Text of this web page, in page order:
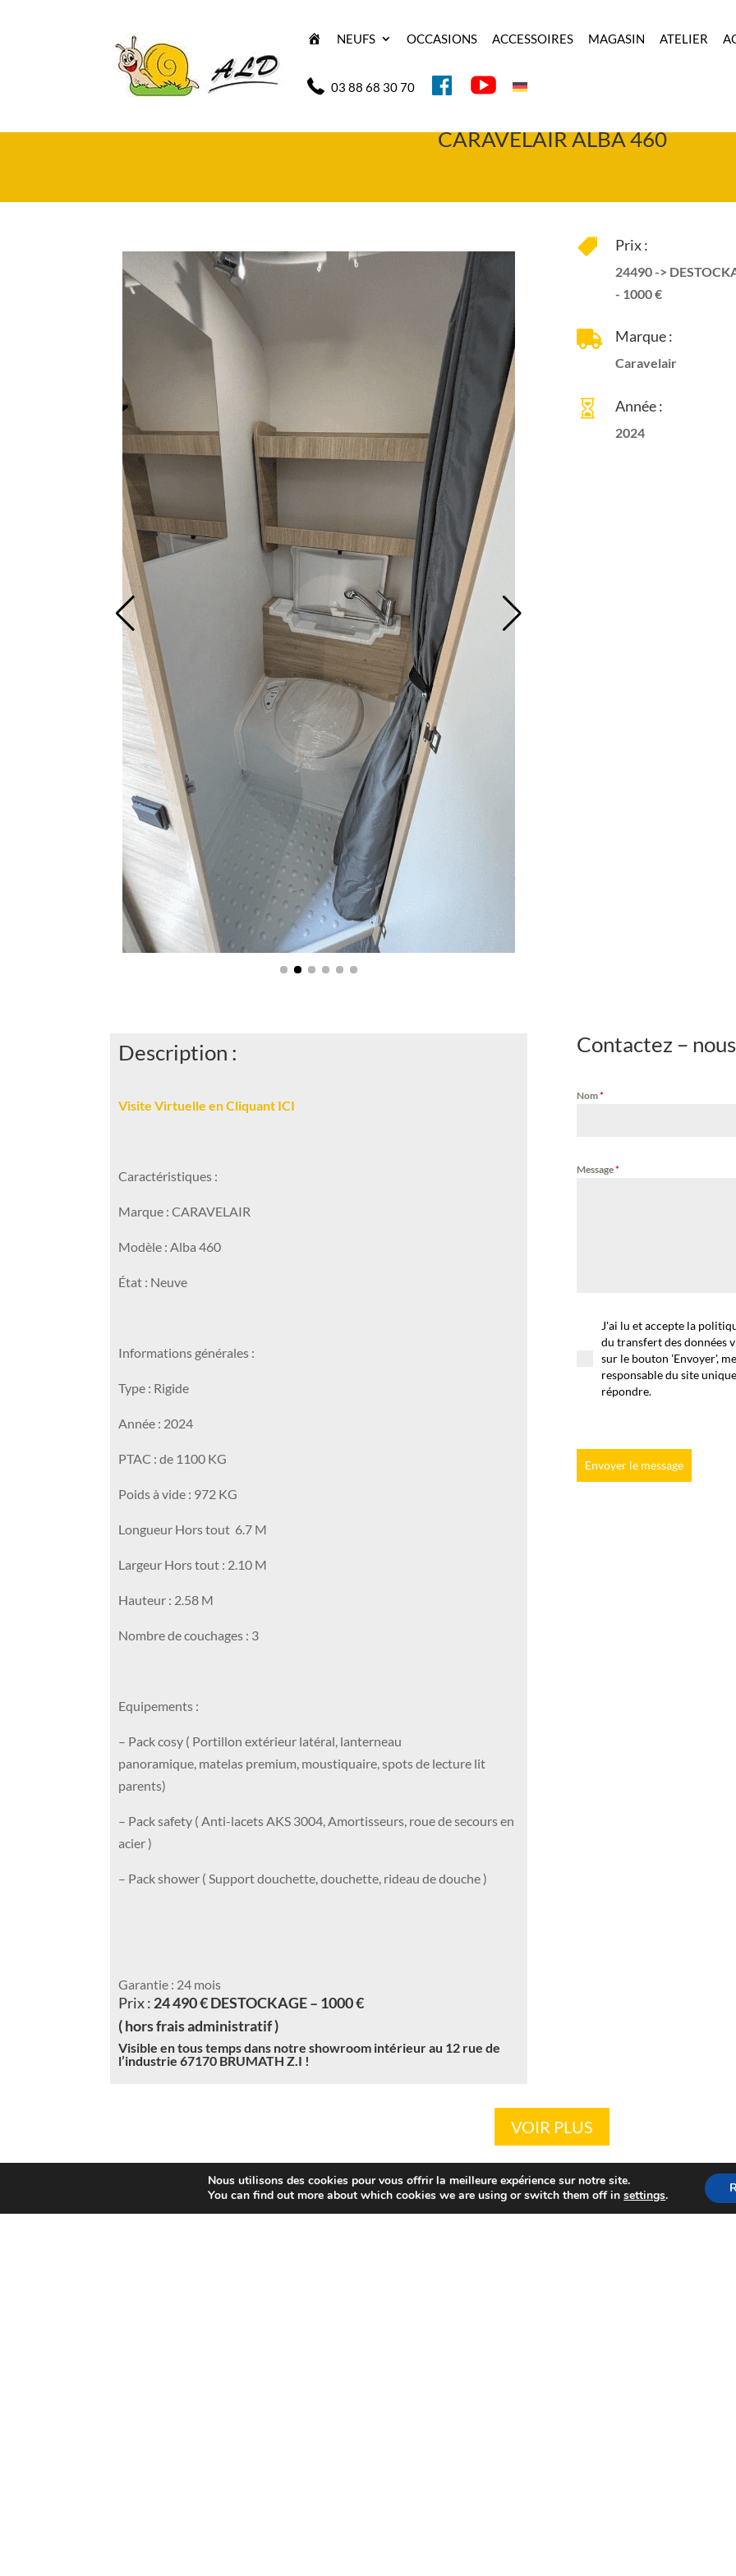
I
NEUFS OCCASIONS ACCESSOIRES MAGASIN ATELIER
03 88 68 30 70
B
O
U
B
CARAVELAIR ALBA 460
 Prix :
24490 ->
- 1000 €
 Marque :
Caravelair
 Année :
2024
Description :
Visite Virtuelle en Cliquant ICI
Caractéristiques :
Marque : CARAVELAIR
Modèle : Alba 460
État : Neuve
Informations générales :
Type : Rigide
Année : 2024
PTAC : de 1100 KG
Poids à vide : 972 KG
Longueur Hors tout 6.7 M
Largeur Hors tout : 2.10 M
Hauteur : 2.58 M
Nombre de couchages : 3
Equipements :
– Pack cosy ( Portillon extérieur latéral, lanterneau
panoramique, matelas premium, moustiquaire, spots de lecture lit
parents)
– Pack safety ( Anti-lacets AKS 3004, Amortisseurs, roue de secours en
acier )
– Pack shower ( Support douchette, douchette, rideau de douche )
Garantie : 24 mois
Prix : 24 490 € DESTOCKAGE – 1000 €
( hors frais administratif )
Visible en tous temps dans notre showroom intérieur au 12 rue de
l’industrie 67170 BRUMATH Z.I !
Contactez –
Nom*
Message*
J'ai lu et accepte la
du transfert des données
sur le bouton 'Envoyer',
responsable du site
répondre.
Envoyer le message
VOIR PLUS
Nous utilisons des cookies pour vous offrir la meilleure expérience sur notre site.
You can find out more about which cookies we are using or switch them off insettings.